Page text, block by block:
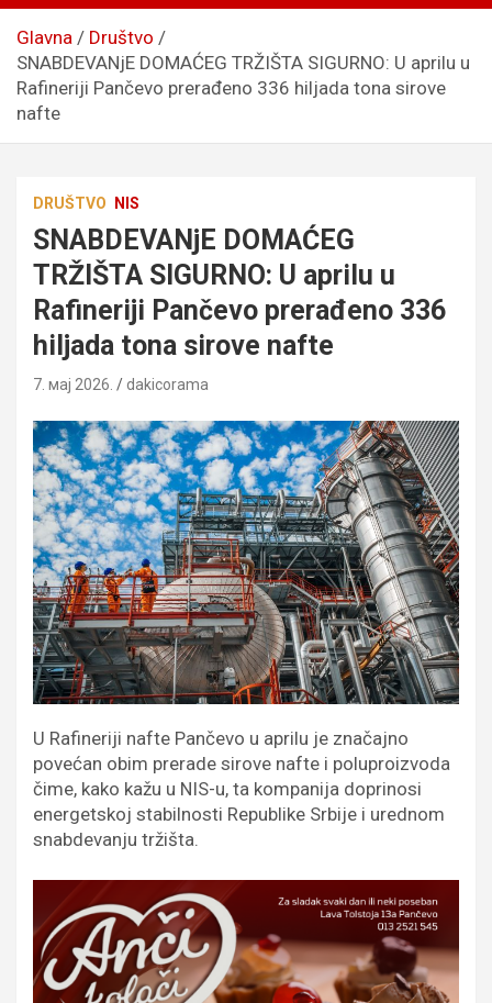
Glavna
Društvo
SNABDEVANjE DOMAĆEG TRŽIŠTA SIGURNO: U aprilu u
Rafineriji Pančevo prerađeno 336 hiljada tona sirove
nafte
DRUŠTVO NIS
SNABDEVANjE DOMAĆEG
TRŽIŠTA SIGURNO: U aprilu u
Rafineriji Pančevo prerađeno 336
hiljada tona sirove nafte
7. мај 2026. dakicorama
U Rafineriji nafte Pančevo u aprilu je značajno
povećan obim prerade sirove nafte i poluproizvoda
čime, kako kažu u NIS-u, ta kompanija doprinosi
energetskoj stabilnosti Republike Srbije i urednom
snabdevanju tržišta.